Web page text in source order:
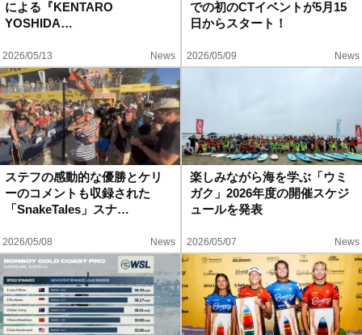
による『KENTARO
YOSHIDA…
2026/05/13 News
での初のCTイベントが5月15
日からスタート！
2026/05/09 News
ステフの感動的な優勝とケリ
ーのコメントも収録された
「SnakeTales」スナ…
2026/05/08 News
楽しみながら海を学ぶ「ウミ
ガク」2026年度の開催スケジ
ュールを発表
2026/05/07 News